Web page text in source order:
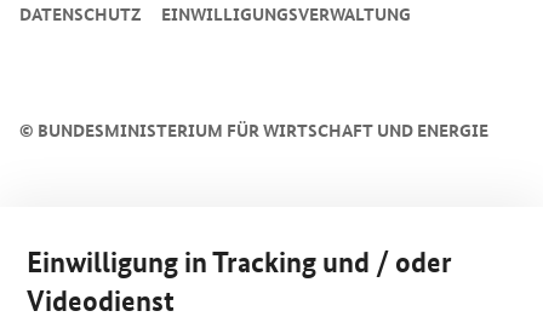
© BUNDESMINISTERIUM FÜR WIRTSCHAFT UND ENERGIE
DATENSCHUTZ
EINWILLIGUNGSVERWALTUNG
Einwilligung in Tracking und / oder
Videodienst